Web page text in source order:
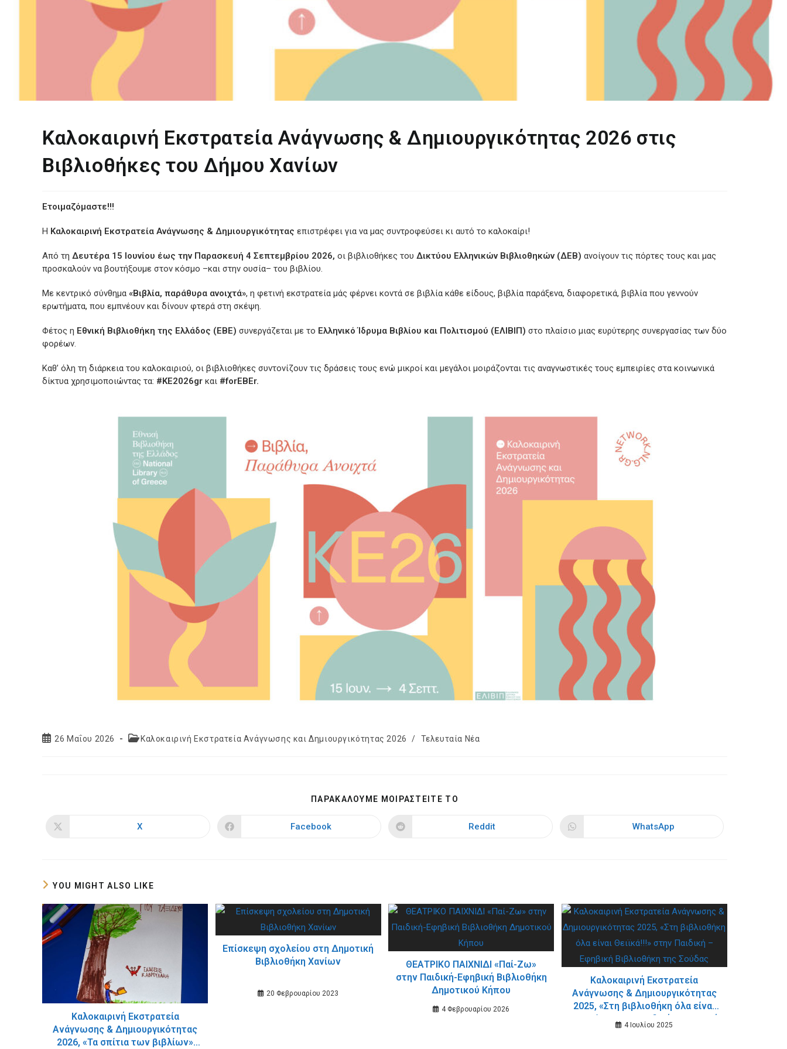
Καλοκαιρινή Εκστρατεία Ανάγνωσης & Δημιουργικότητας 2026 στις
Βιβλιοθήκες του Δήμου Χανίων
Ετοιμαζόμαστε!!!
Η Καλοκαιρινή Εκστρατεία Ανάγνωσης & Δημιουργικότητας επιστρέφει για να μας συντροφεύσει κι αυτό το καλοκαίρι!
Από τη Δευτέρα 15 Ιουνίου έως την Παρασκευή 4 Σεπτεμβρίου 2026, οι βιβλιοθήκες του Δικτύου Ελληνικών Βιβλιοθηκών (ΔΕΒ) ανοίγουν τις πόρτες τους και μας
προσκαλούν να βουτήξουμε στον κόσμο –και στην ουσία– του βιβλίου.
Με κεντρικό σύνθημα «Βιβλία, παράθυρα ανοιχτά», η φετινή εκστρατεία μάς φέρνει κοντά σε βιβλία κάθε είδους, βιβλία παράξενα, διαφορετικά, βιβλία που γεννούν
ερωτήματα, που εμπνέουν και δίνουν φτερά στη σκέψη.
Φέτος η Εθνική Βιβλιοθήκη της Ελλάδος (ΕΒΕ) συνεργάζεται με το Ελληνικό Ίδρυμα Βιβλίου και Πολιτισμού (ΕΛΙΒΙΠ) στο πλαίσιο μιας ευρύτερης συνεργασίας των δύο
φορέων.
Καθ’ όλη τη διάρκεια του καλοκαιριού, οι βιβλιοθήκες συντονίζουν τις δράσεις τους ενώ μικροί και μεγάλοι μοιράζονται τις αναγνωστικές τους εμπειρίες στα κοινωνικά
δίκτυα χρησιμοποιώντας τα: #ΚΕ2026gr και #forEBEr.
Post26 Μαΐου 2026
PostΚαλοκαιρινή Εκστρατεία Ανάγνωσης και Δημιουργικότητας 2026 / Τελευταία Νέα
ΠΑΡΑΚΑΛΟΥΜΕ ΜΟΙΡΑΣΤΕΙΤΕ ΤΟ
CONTENT
Opens
X
Opens
Facebook
Opens
Reddit
Opens
WhatsApp
YOU MIGHT ALSO LIKE
Καλοκαιρινή Εκστρατεία
Ανάγνωσης & Δημιουργικότητας
2026, «Τα σπίτια των βιβλίων»
Επίσκεψη σχολείου στη Δημοτική
Βιβλιοθήκη Χανίων
20 Φεβρουαρίου 2023
ΘΕΑΤΡΙΚΟ ΠΑΙΧΝΙΔΙ «Παί-Ζω»
στην Παιδική-Εφηβική Βιβλιοθήκη
Δημοτικού Κήπου
4 Φεβρουαρίου 2026
Καλοκαιρινή Εκστρατεία
Ανάγνωσης & Δημιουργικότητας
2025, «Στη βιβλιοθήκη όλα είναι
Θειϊκά!!!» στην Παιδική – Εφηβική
Βιβλιοθήκη της Σούδας
4 Ιουλίου 2025